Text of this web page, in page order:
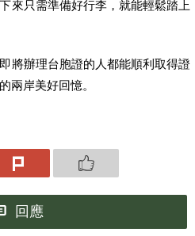
來只需準備好行李，就能輕鬆踏上
將辦理台胞證的人都能順利取得證
兩岸美好回憶。
回應